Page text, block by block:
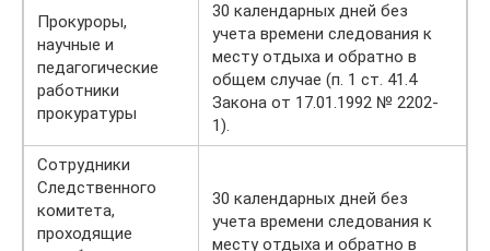
Прокуроры,
научные и
педагогические
работники
прокуратуры
30 календарных дней без
учета времени следования к
месту отдыха и обратно в
общем случае (п. 1 ст. 41.4
Закона от 17.01.1992 № 2202-
1).
Сотрудники
Следственного
комитета,
проходящие
30 календарных дней без
учета времени следования к
месту отдыха и обратно в